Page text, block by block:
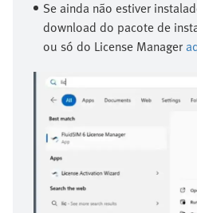
Se ainda não estiver
download do pacote de
ou só do License Manager